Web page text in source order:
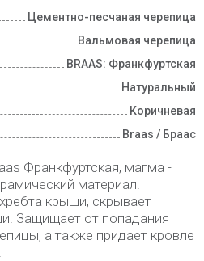
Цементно-песчаная черепица
Вальмовая черепица
BRAAS: Франкфуртская
Натуральный
Коричневая
Braas / Браас
Франкфуртская, магма -
материал.
крыши, скрывает
Защищает от попадания
а также придает кровле